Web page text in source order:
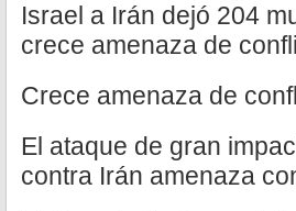
Israel a Irán dejó 204
crece amenaza de
Crece amenaza de
El ataque de gran
contra Irán amenaza